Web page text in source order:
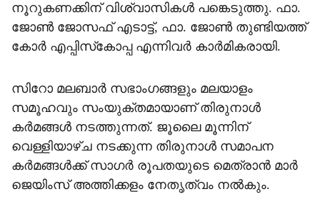
നൂറുകണക്കിന് വിശ്വാസികൾ പങ്കെടുത്തു. ഫാ.
ജോൺ ജോസഫ് എടാട്ട്, ഫാ. ജോൺ തുണ്ടിയത്ത്
കോർ എപ്പിസ്‌കോപ്പ എന്നിവർ കാർമികരായി.
സിറോ മലബാർ സഭാംഗങ്ങളും മലയാളം
സമൂഹവും സംയുക്തമായാണ് തിരുനാൾ
കർമങ്ങൾ നടത്തുന്നത്. ജൂലൈ മൂന്നിന്
വെള്ളിയാഴ്ച നടക്കുന്ന തിരുനാൾ സമാപന
കർമങ്ങൾക്ക് സാഗർ രൂപതയുടെ മെത്രാൻ മാർ
ജെയിംസ് അത്തിക്കളം നേതൃത്വം നൽകും.